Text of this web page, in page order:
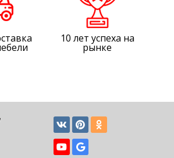
10 лет успеха на
рынке